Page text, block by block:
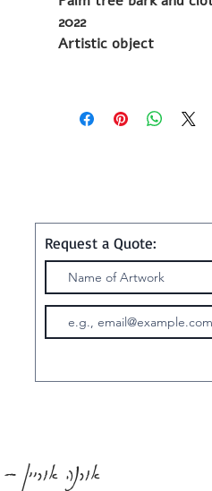
2022
Artistic object
Request a Quote:
אורנה